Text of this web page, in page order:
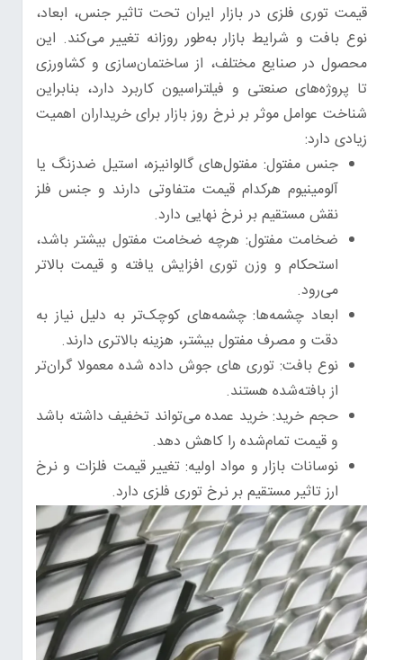
قیمت توری فلزی در بازار ایران تحت تاثیر جنس، ابعاد،
نوع بافت و شرایط بازار به‌طور روزانه تغییر می‌کند. این
محصول در صنایع مختلف، از ساختمان‌سازی و کشاورزی
تا پروژه‌های صنعتی و فیلتراسیون کاربرد دارد، بنابراین
شناخت عوامل موثر بر نرخ روز بازار برای خریداران اهمیت
زیادی دارد:
جنس مفتول: مفتول‌های گالوانیزه، استیل ضدزنگ یا
آلومینیوم هرکدام قیمت متفاوتی دارند و جنس فلز
نقش مستقیم بر نرخ نهایی دارد.
ضخامت مفتول: هرچه ضخامت مفتول بیشتر باشد،
استحکام و وزن توری افزایش یافته و قیمت بالاتر
می‌رود.
ابعاد چشمه‌ها: چشمه‌های کوچک‌تر به دلیل نیاز به
دقت و مصرف مفتول بیشتر، هزینه بالاتری دارند.
نوع بافت: توری های جوش داده شده معمولا گران‌تر
از بافته‌شده هستند.
حجم خرید: خرید عمده می‌تواند تخفیف داشته باشد
و قیمت تمام‌شده را کاهش دهد.
نوسانات بازار و مواد اولیه: تغییر قیمت فلزات و نرخ
ارز تاثیر مستقیم بر نرخ توری فلزی دارد.